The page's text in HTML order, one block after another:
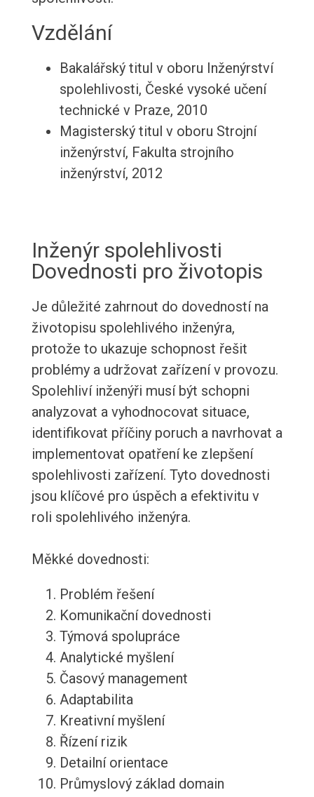
Vzdělání
Bakalářský titul v oboru Inženýrství
spolehlivosti, České vysoké učení
technické v Praze, 2010
Magisterský titul v oboru Strojní
inženýrství, Fakulta strojního
inženýrství, 2012
Inženýr spolehlivosti
Dovednosti pro životopis
Je důležité zahrnout do dovedností na
životopisu spolehlivého inženýra,
protože to ukazuje schopnost řešit
problémy a udržovat zařízení v provozu.
Spolehliví inženýři musí být schopni
analyzovat a vyhodnocovat situace,
identifikovat příčiny poruch a navrhovat a
implementovat opatření ke zlepšení
spolehlivosti zařízení. Tyto dovednosti
jsou klíčové pro úspěch a efektivitu v
roli spolehlivého inženýra.
Měkké dovednosti:
Problém řešení
Komunikační dovednosti
Týmová spolupráce
Analytické myšlení
Časový management
Adaptabilita
Kreativní myšlení
Řízení rizik
Detailní orientace
Průmyslový základ domain